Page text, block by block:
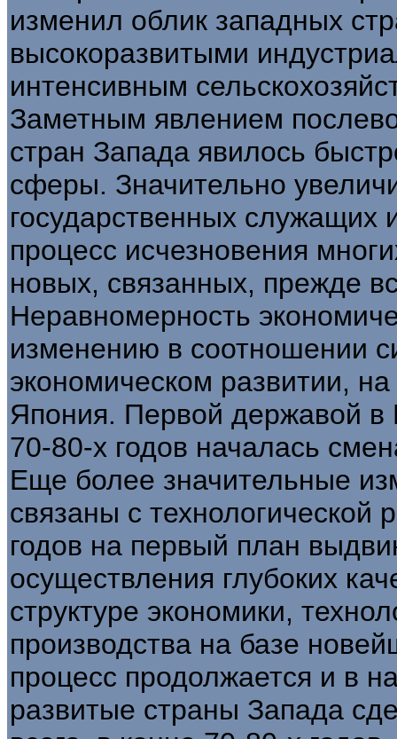
изменил облик западных
высокоразвитыми
интенсивным
Заметным явлением
стран Запада явилось
сферы. Значительно
государственных служащих
процесс исчезновения
новых, связанных, прежде
Неравномерность
изменению в соотношении
экономическом развитии,
Япония. Первой державой
70-80-х годов началась
Еще более значительные
связаны с
годов на первый план
осуществления глубоких
структуре экономики,
производства на базе
процесс продолжается и в
развитые страны Запада